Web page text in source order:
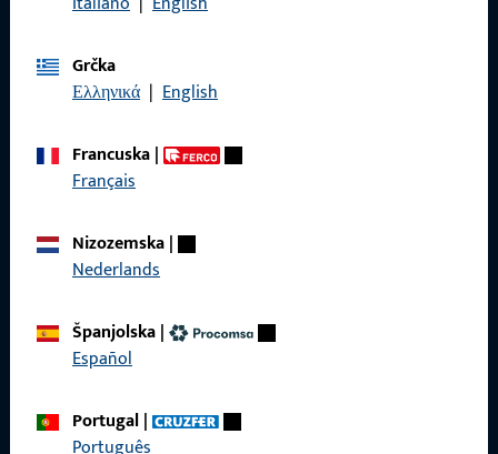
Grčka
Ελληνικά | English
Francuska|
Français
Nizozemska|
Nederlands
Španjolska|
Español
Portugal|
Português
Općenito
Brzi pristup